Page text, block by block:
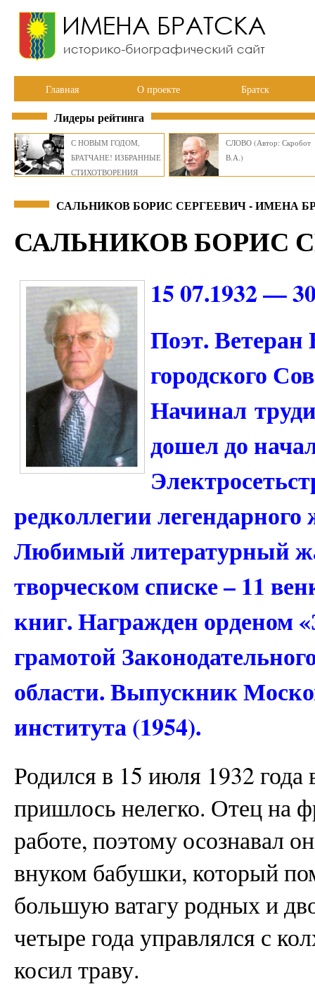
Главная О проекте Братск
Лидеры рейтинга
С НОВЫМ ГОДОМ,
БРАТЧАНЕ! ИЗБРАННЫЕ
СТИХОТВОРЕНИЯ
СЛОВО (Автор: Скробот
В.А.)
САЛЬНИКОВ БОРИС СЕРГЕЕВИЧ - ИМЕНА
САЛЬНИКОВ БОРИС
15 07.1932 —
Поэт. Ветеран
городского
Начинал
дошел до
редколлегии
Любимый литературный
творческом списке – 11
книг. Награжден орденом
грамотой
области. Выпускник
института (1954).
Родился в 15 июля 1932 года
пришлось нелегко. Отец на
работе, поэтому осознавал
внуком бабушки, который
большую ватагу родных и
четыре года управлялся с
косил траву.